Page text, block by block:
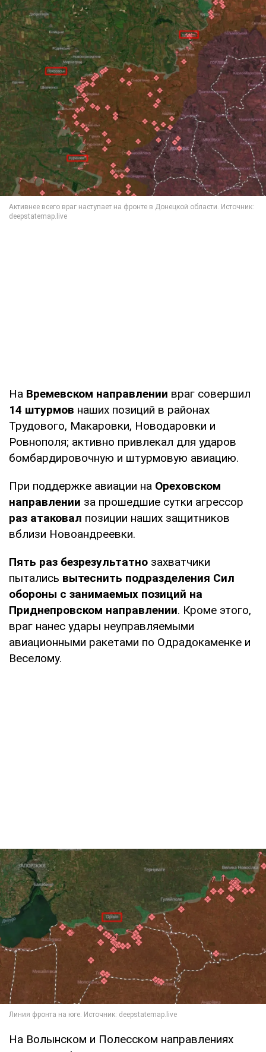
На Времевском направлении враг совершил
14 штурмов наших позиций в районах
Трудового, Макаровки, Новодаровки и
Ровнополя; активно привлекал для ударов
бомбардировочную и штурмовую авиацию.
При поддержке авиации на Ореховском
направлении за прошедшие сутки агрессор
раз атаковал позиции наших защитников
вблизи Новоандреевки.
Пять раз безрезультатно захватчики
пытались вытеснить подразделения Сил
обороны с занимаемых позиций на
Приднепровском направлении. Кроме этого,
враг нанес удары неуправляемыми
авиационными ракетами по Одрадокаменке и
Веселому.
На Волынском и Полесском направлениях